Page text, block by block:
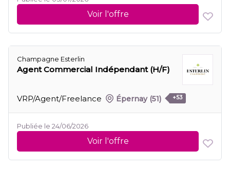
Voir l'offre
Champagne Esterlin
Agent Commercial Indépendant (H/F)
VRP/Agent/Freelance Épernay (51) +53
Publiée le 24/06/2026
Voir l'offre